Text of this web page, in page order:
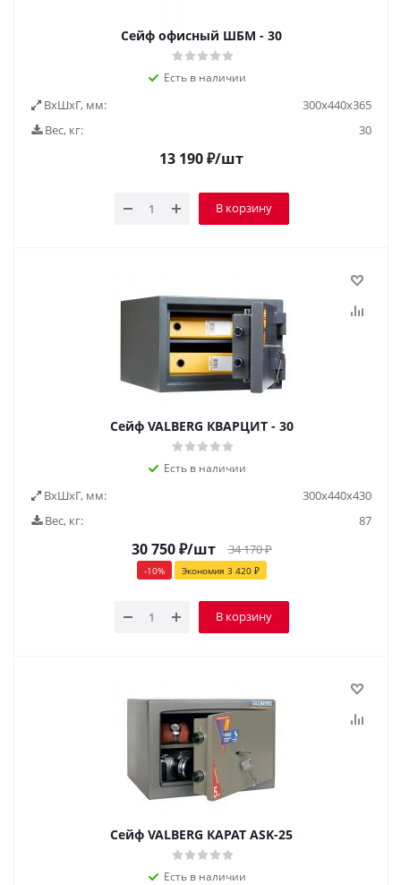
Сейф офисный ШБМ - 30
Есть в наличии
ВxШxГ, мм:
300х440х365
Вес, кг:
30
13 190₽/шт
В корзину
Сейф VALBERG КВАРЦИТ - 30
Есть в наличии
ВxШxГ, мм:
300х440х430
Вес, кг:
87
30 750₽/шт 34 170₽
-10% Экономия 3 420₽
В корзину
Сейф VALBERG КАРАТ ASK-25
Есть в наличии